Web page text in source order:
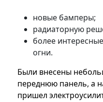
новые бамперы;
радиаторную
более
огни.
Были внесены
переднюю панель, а
пришел